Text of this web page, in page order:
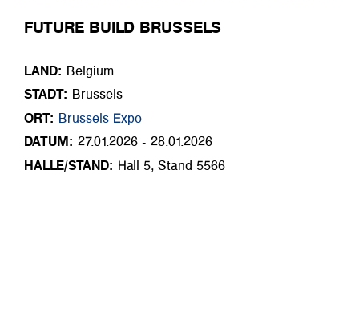
FUTURE BUILD BRUSSELS
LAND: Belgium
STADT: Brussels
ORT: Brussels Expo
DATUM: 27.01.2026 - 28.01.2026
HALLE/STAND: Hall 5, Stand 5566